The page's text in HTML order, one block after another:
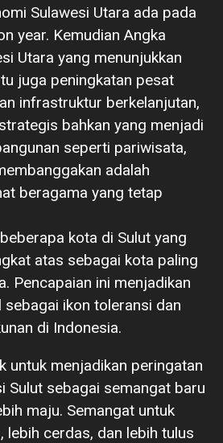
Sulawesi Utara ada pada
year. Kemudian Angka
Utara yang menunjukkan
juga peningkatan pesat
infrastruktur berkelanjutan,
bahkan yang menjadi
seperti pariwisata,
adalah
beragama yang tetap
kota di Sulut yang
atas sebagai kota paling
Pencapaian ini menjadikan
sebagai ikon toleransi dan
di Indonesia.
untuk menjadikan peringatan
Sulut sebagai semangat baru
maju. Semangat untuk
lebih cerdas, dan lebih tulus